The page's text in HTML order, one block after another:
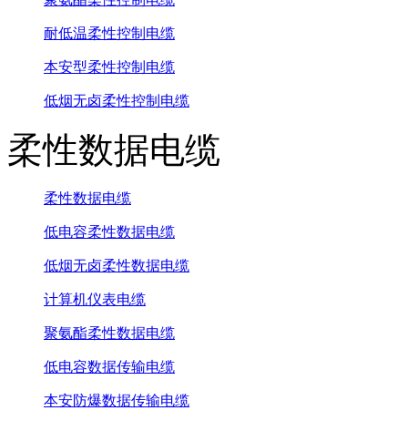
耐低温柔性控制电缆
本安型柔性控制电缆
低烟无卤柔性控制电缆
柔性数据电缆
柔性数据电缆
低电容柔性数据电缆
低烟无卤柔性数据电缆
计算机仪表电缆
聚氨酯柔性数据电缆
低电容数据传输电缆
本安防爆数据传输电缆